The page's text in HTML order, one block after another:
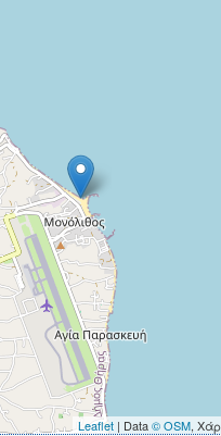
Leaflet | Data© OSM,